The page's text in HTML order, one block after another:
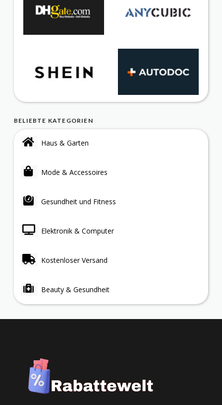
BELIEBTE KATEGORIEN
Haus & Garten
Mode & Accessoires
Gesundheit und Fitness
Elektronik & Computer
Kostenloser Versand
Beauty & Gesundheit